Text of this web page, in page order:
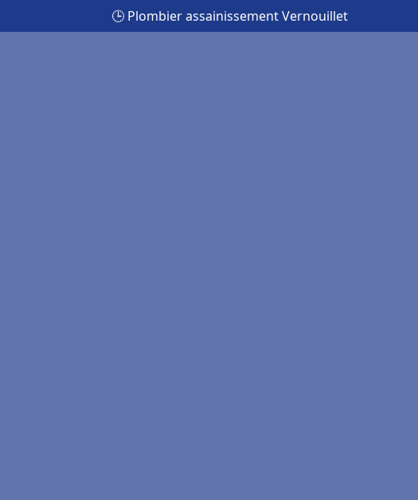
🕒 Plombier assainissement Vernouillet